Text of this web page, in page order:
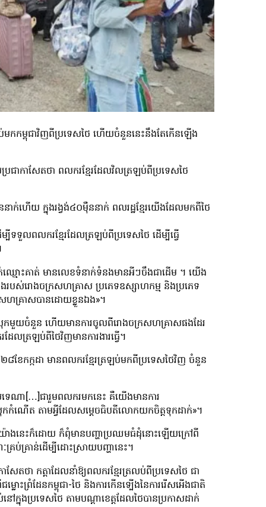
មកកម្ពុជាវិញពីប្រទេសថៃ ហើយចំនួននេះនឹងតែកើនឡើង
រជាកាសែតថា ពលករខ្មែរដែលវិលត្រឡប់ពីប្រទេសថៃ
ើយ ក្នុងរង្វង់៤០ម៉ឺននាក់ ពលរដ្ឋខ្មែរយើងដែលមកពីថៃ
ម្បីទទួលពលករខ្មែរដែលត្រឡប់ពីប្រទេសថៃ ដើម្បីធ្វើ
មោះគាត់ មានលេខទំនាក់ទំនងមានអីៗចឹងជាដើម ។ យើង
របស់រោងចក្រសហគ្រាស ប្រភេទឧស្សាហកម្ម និងប្រភេទ
សហគ្រាសបានដោយខ្លួនឯង»។
ស្រុកមួយចំនួន ហើយមានការចូលពីរោងចក្រសហគ្រាសផងដែរ
ដែលត្រឡប់ពីថៃវិញមានការងារធ្វើ។
ខែកក្កដា មានពលករខ្មែរត្រឡប់មកពីប្រទេសថៃវិញ ចំនួន
ទេណា[…]ជារួមពលករមកនេះ គឺយើងមានការ
កកំណើត តាមអ្វីដែលសម្ដេចធិបតីលោកយកចិត្តទុកដាក់»។
ាយ៉ាងនេះក៏ដោយ ក៏ពុំមានបញ្ហាប្រឈមធំដុំនោះឡើយក្រៅពី
គ្រប់គ្រាន់ដើម្បីដោះស្រាយបញ្ហានេះ។
សែតថា កត្តាដែលនាំឱ្យពលករខ្មែរត្រលប់ពីប្រទេសថៃ ជា
ះព្រំដែនកម្ពុជា-ថៃ និងការកើនទ្បើងនៃការរើសអើងជាតិ
ងប្រទេសថៃ តាមបណ្តាខេត្តដែលថៃបានប្រកាសដាក់